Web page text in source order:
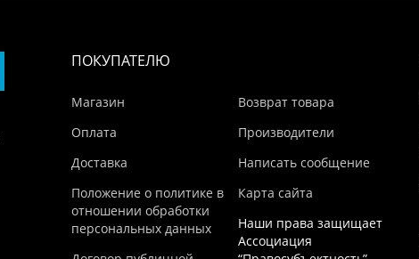
ПОКУПАТЕЛЮ
Магазин
Оплата
Доставка
Положение о политике в
отношении обработки
персональных данных
Возврат товара
Производители
Написать сообщение
Карта сайта
Наши права защищает
Ассоциация